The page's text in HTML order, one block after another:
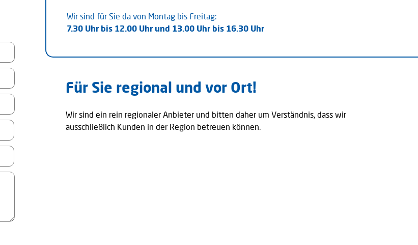
Wir sind für Sie da von Montag bis Freitag:
7.30 Uhr bis 12.00 Uhr und 13.00 Uhr bis 16.30 Uhr
Für Sie regional und vor Ort!
Wir sind ein rein regionaler Anbieter und bitten daher um Verständnis, dass wir
ausschließlich Kunden in der Region betreuen können.